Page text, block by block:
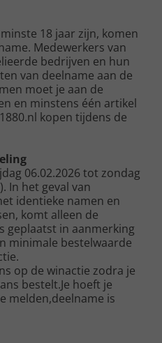
18 jaar zijn, komen
Medewerkers van
bedrijven en hun
van deelname aan de
moet je aan de
en minstens één artikel
kopen tijdens de
06.02.2026 tot zondag
In het geval van
identieke namen en
komt alleen de
geplaatst in aanmerking
minimale bestelwaarde
op de winactie zodra je
bestelt.Je hoeft je
melden,deelname is